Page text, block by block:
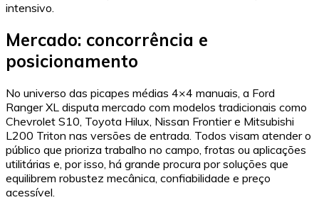
intensivo.
Mercado: concorrência e
posicionamento
No universo das picapes médias 4×4 manuais, a Ford
Ranger XL disputa mercado com modelos tradicionais como
Chevrolet S10, Toyota Hilux, Nissan Frontier e Mitsubishi
L200 Triton nas versões de entrada. Todos visam atender o
público que prioriza trabalho no campo, frotas ou aplicações
utilitárias e, por isso, há grande procura por soluções que
equilibrem robustez mecânica, confiabilidade e preço
acessível.